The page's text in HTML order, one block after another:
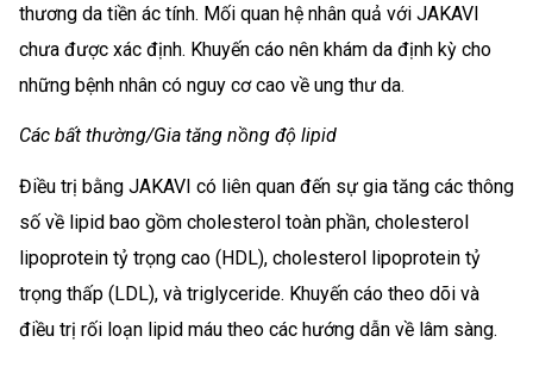
thương da tiền ác tính. Mối quan hệ nhân quả với JAKAVI
chưa được xác định. Khuyến cáo nên khám da định kỳ cho
những bệnh nhân có nguy cơ cao về ung thư da.
Các bất thường/Gia tăng nồng độ lipid
Điều trị bằng JAKAVI có liên quan đến sự gia tăng các thông
số về lipid bao gồm cholesterol toàn phần, cholesterol
lipoprotein tỷ trọng cao (HDL), cholesterol lipoprotein tỷ
trọng thấp (LDL), và triglyceride. Khuyến cáo theo dõi và
điều trị rối loạn lipid máu theo các hướng dẫn về lâm sàng.